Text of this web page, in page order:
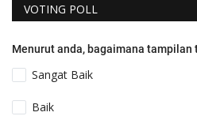
VOTING POLL
Menurut anda, bagaimana tampilan
Sangat Baik
Baik